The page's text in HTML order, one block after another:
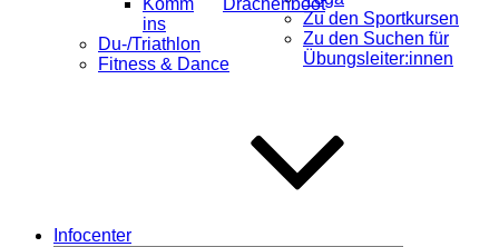
Komm
ins
Drachenboot
Du-/Triathlon
Fitness & Dance
Zu den Sportkursen
Zu den Suchen für
Übungsleiter:innen
Infocenter